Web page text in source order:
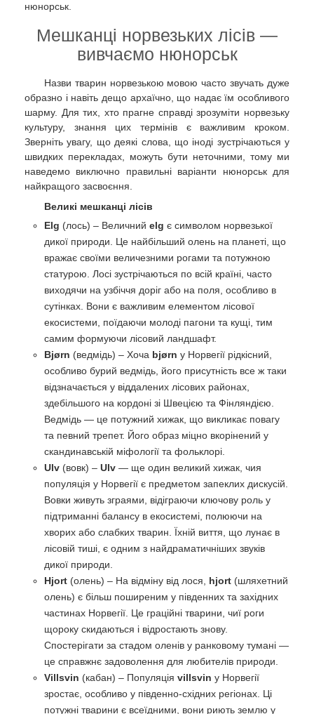
нюнорськ.
Мешканці норвезьких лісів —
вивчаємо нюнорськ
Назви тварин норвезькою мовою часто звучать дуже
образно і навіть дещо архаїчно, що надає їм особливого
шарму. Для тих, хто прагне справді зрозуміти норвезьку
культуру, знання цих термінів є важливим кроком.
Зверніть увагу, що деякі слова, що іноді зустрічаються у
швидких перекладах, можуть бути неточними, тому ми
наведемо виключно правильні варіанти нюнорськ для
найкращого засвоєння.
Великі мешканці лісів
Elg (лось) – Величний elg є символом норвезької
дикої природи. Це найбільший олень на планеті, що
вражає своїми величезними рогами та потужною
статурою. Лосі зустрічаються по всій країні, часто
виходячи на узбіччя доріг або на поля, особливо в
сутінках. Вони є важливим елементом лісової
екосистеми, поїдаючи молоді пагони та кущі, тим
самим формуючи лісовий ландшафт.
Bjørn (ведмідь) – Хоча bjørn у Норвегії рідкісний,
особливо бурий ведмідь, його присутність все ж таки
відзначається у віддалених лісових районах,
здебільшого на кордоні зі Швецією та Фінляндією.
Ведмідь — це потужний хижак, що викликає повагу
та певний трепет. Його образ міцно вкорінений у
скандинавській міфології та фольклорі.
Ulv (вовк) – Ulv — ще один великий хижак, чия
популяція у Норвегії є предметом запеклих дискусій.
Вовки живуть зграями, відіграючи ключову роль у
підтриманні балансу в екосистемі, полюючи на
хворих або слабких тварин. Їхній виття, що лунає в
лісовій тиші, є одним з найдраматичніших звуків
дикої природи.
Hjort (олень) – На відміну від лося, hjort (шляхетний
олень) є більш поширеним у південних та західних
частинах Норвегії. Це граційні тварини, чиї роги
щороку скидаються і відростають знову.
Спостерігати за стадом оленів у ранковому тумані —
це справжнє задоволення для любителів природи.
Villsvin (кабан) – Популяція villsvin у Норвегії
зростає, особливо у південно-східних регіонах. Ці
потужні тварини є всеїдними, вони риють землю у